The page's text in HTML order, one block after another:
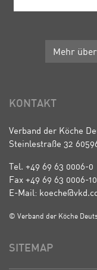
Mehr
KONTAKT
Verband der Köche
Steinlestraße 32
Tel. +49 69 63 0006-0
Fax +49 69 63 0006-10
E-Mail:
© Verband der Köche
SITEMAP